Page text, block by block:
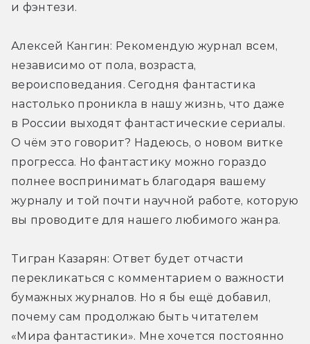
и фэнтези.
Алексей Кангин: Рекомендую журнал всем,
независимо от пола, возраста,
вероисповедания. Сегодня фантастика
настолько проникла в нашу жизнь, что даже
в России выходят фантастические сериалы.
О чём это говорит? Надеюсь, о новом витке
прогресса. Но фантастику можно гораздо
полнее воспринимать благодаря вашему
журналу и той почти научной работе, которую
вы проводите для нашего любимого жанра.
Тигран Казарян: Ответ будет отчасти
перекликаться с комментарием о важности
бумажных журналов. Но я бы ещё добавил,
почему сам продолжаю быть читателем
«Мира фантастики». Мне хочется постоянно